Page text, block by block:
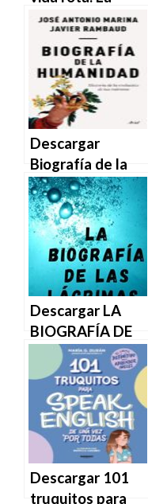
biografía
definitiva de
Amparo – Miguel
Fernández en
EPUB | PDF |
MOBI
Descargar
Biografía de la
humanidad –
Javier Rambaud
José Antonio
Marina en EPUB |
PDF | MOBI
Descargar LA
BIOGRAFÍA DE
LAS LÁGRIMAS
(Saga de las
Biografías nº 1)
de Ariel Zorion en
EPUB | PDF |
MOBI
Descargar 101
truquitos para